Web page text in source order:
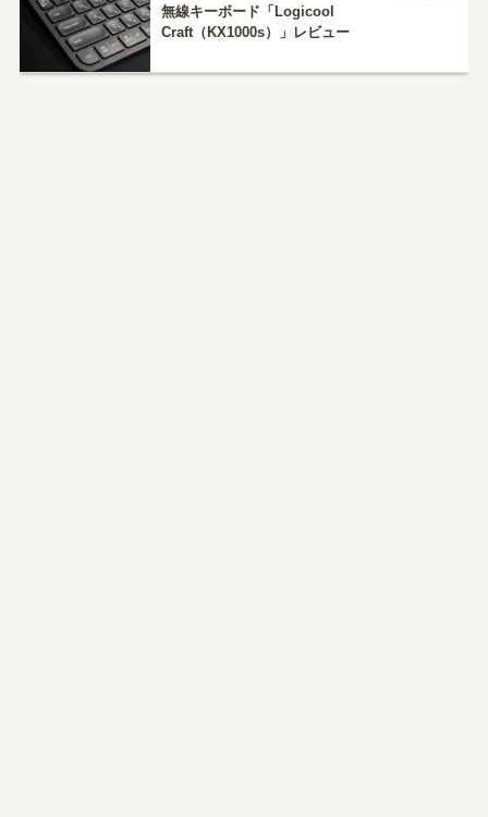
無線キーボード「Logicool
Craft（KX1000s）」レビュー